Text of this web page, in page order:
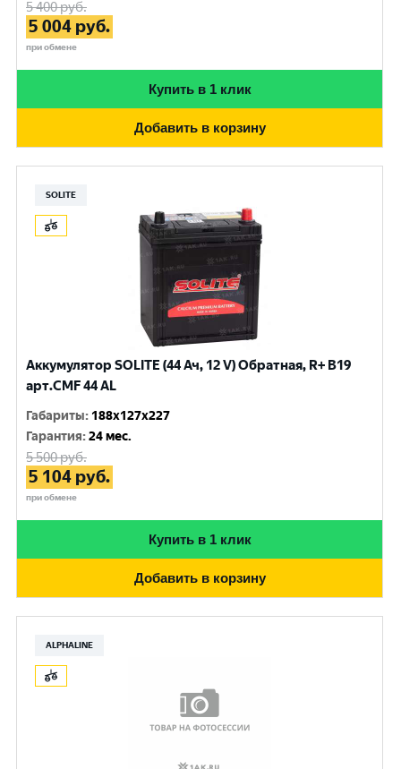
5 400руб.
5 004 руб.
при обмене
Купить в 1 клик
Добавить в корзину
SOLITE
Аккумулятор SOLITE (44 Ач, 12 V) Обратная, R+ B19
арт.CMF 44 AL
Габариты: 188x127x227
Гарантия:24 мес.
5 500руб.
5 104 руб.
при обмене
Купить в 1 клик
Добавить в корзину
ALPHALINE